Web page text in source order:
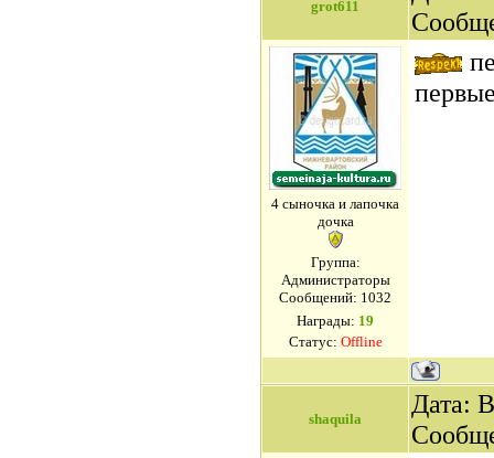
grot611
4 сыночка и лапочка
дочка
Группа:
Администраторы
Сообщений: 1032
Награды: 19
Статус: Offline
shaquila
Дата: